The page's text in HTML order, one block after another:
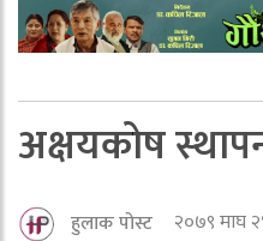
अक्षयकोष
हुलाक पोस्ट २०७९ माघ